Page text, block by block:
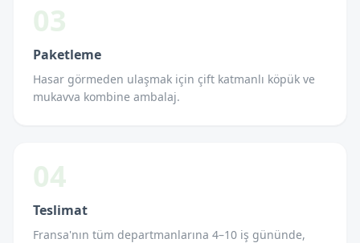
03
Paketleme
Hasar görmeden ulaşmak için çift katmanlı köpük ve
mukavva kombine ambalaj.
04
Teslimat
Fransa'nın tüm departmanlarına 4–10 iş gününde,